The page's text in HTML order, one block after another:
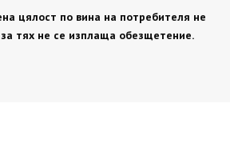
цялост по вина на потребителя не
тях не се изплаща обезщетение.